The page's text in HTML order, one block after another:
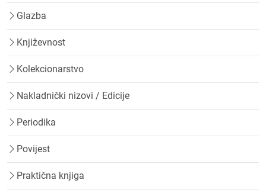
Glazba
Književnost
Kolekcionarstvo
Nakladnički nizovi / Edicije
Periodika
Povijest
Praktična knjiga